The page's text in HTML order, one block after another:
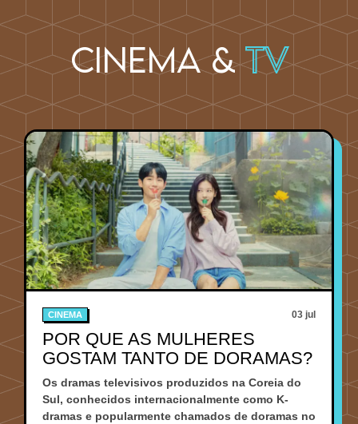
Cinema &TV
CINEMA 03 jul
POR QUE AS MULHERES
GOSTAM TANTO DE DORAMAS?
Os dramas televisivos produzidos na Coreia do
Sul, conhecidos internacionalmente como K-
dramas e popularmente chamados de doramas no